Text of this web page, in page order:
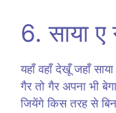
6. साया ए
यहाँ वहाँ देखूँ जहाँ
गैर तो गैर अपना भी
जियेंगे किस तरह से